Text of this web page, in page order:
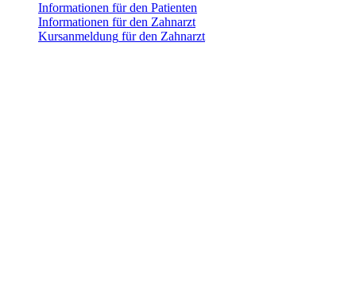
Informationen für den Patienten
Informationen für den Zahnarzt
Kursanmeldung für den Zahnarzt